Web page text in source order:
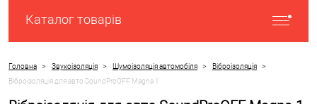
Каталог товарів
Головна > Звукоізоляція > Шумоізоляція автомобіля > Віброізоляція >
Віброізоляція для авто SoundProOFF Magna 1